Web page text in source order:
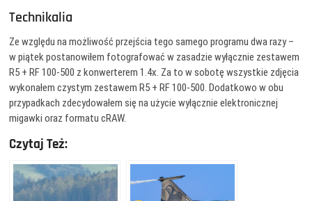
Technikalia
Ze względu na możliwość przejścia tego samego programu dwa razy –
w piątek postanowiłem fotografować w zasadzie wyłącznie zestawem
R5 + RF 100-500 z konwerterem 1.4x. Za to w sobotę wszystkie zdjęcia
wykonałem czystym zestawem R5 + RF 100-500. Dodatkowo w obu
przypadkach zdecydowałem się na użycie wyłącznie elektronicznej
migawki oraz formatu cRAW.
Czytaj Też: